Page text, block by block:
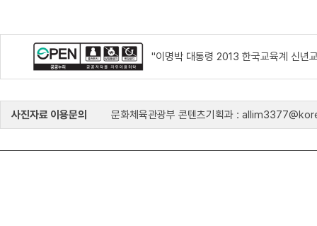
"이명박 대통령 2013 한국교육계 신년
사진자료 이용문의 문화체육관광부 콘텐츠기획과 :